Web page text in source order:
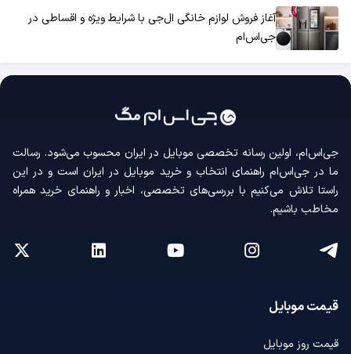
آغاز فروش لوازم خانگی ال‌جی با شرایط ویژه و اقساطی در
جی‌اس‌ام
جی‌اس‌ام، اولین رسانه‌ تخصصی موبایل در ایران محسوب می‌شود. رسالت
ما در جی‌اس‌ام راهنمای انتخاب و خرید موبایل در ایران است و در این
راستا تلاش می‌کنیم با بررسی‌های تخصصی، اخبار و راهنمای خرید همراه
مخاطب باشیم.
قیمت موبایل
قیمت روز موبایل